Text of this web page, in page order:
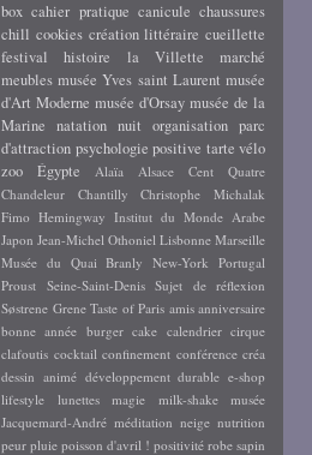
box cahier pratique canicule chaussures
chill cookies création littéraire cueillette
festival
histoire la Villette
marché
meubles musée Yves saint Laurent musée
d'Art Moderne musée d'Orsay musée de la
Marine natation nuit organisation parc
d'attraction psychologie positive tarte vélo
zoo
Égypte Alaïa Alsace
Cent Quatre
Chandeleur
Chantilly
Christophe Michalak
Fimo Hemingway Institut du Monde Arabe
Japon Jean-Michel Othoniel Lisbonne Marseille
Musée du Quai Branly
New-York
Portugal
Proust Seine-Saint-Denis Sujet de réflexion
Søstrene Grene Taste of Paris amis anniversaire
bonne année burger cake calendrier cirque
clafoutis cocktail confinement conférence créa
dessin animé développement durable e-shop
lifestyle
lunettes magie milk-shake
musée
Jacquemard-André méditation neige nutrition
peur pluie poisson d'avril ! positivité robe sapin